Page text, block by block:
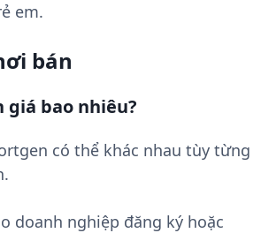
em.
bán
giá bao nhiêu?
có thể khác nhau tùy từng
doanh nghiệp đăng ký hoặc